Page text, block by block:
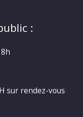
:
sur rendez-vous